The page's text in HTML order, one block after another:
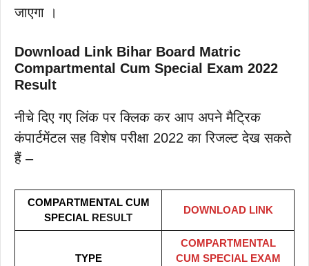
जाएगा ।
Download Link Bihar Board Matric
Compartmental Cum Special Exam 2022
Result
नीचे दिए गए लिंक पर क्लिक कर आप अपने मैट्रिक
कंपार्टमेंटल सह विशेष परीक्षा 2022 का रिजल्ट देख सकते
हैं –
COMPARTMENTAL CUM
SPECIAL RESULT
DOWNLOAD LINK
TYPE
COMPARTMENTAL
CUM SPECIALEXAM